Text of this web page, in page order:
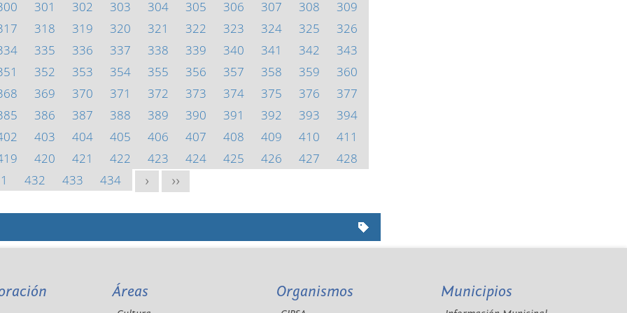
301 302 303 304 305 306 307 308
309
318 319 320 321 322 323 324 325
326
335 336 337 338 339 340 341 342
343
352 353 354 355 356 357 358 359
360
369 370 371 372 373 374 375 376
377
386 387 388 389 390 391 392 393
394
403 404 405 406 407 408 409 410
411
420 421 422 423 424 425 426 427
428
432 433 434 > >>
Áreas Organismos Municipios